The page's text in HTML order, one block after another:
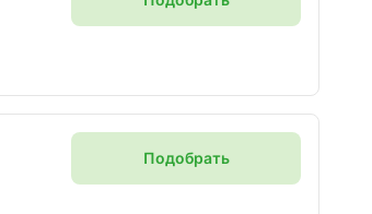
Подобрать